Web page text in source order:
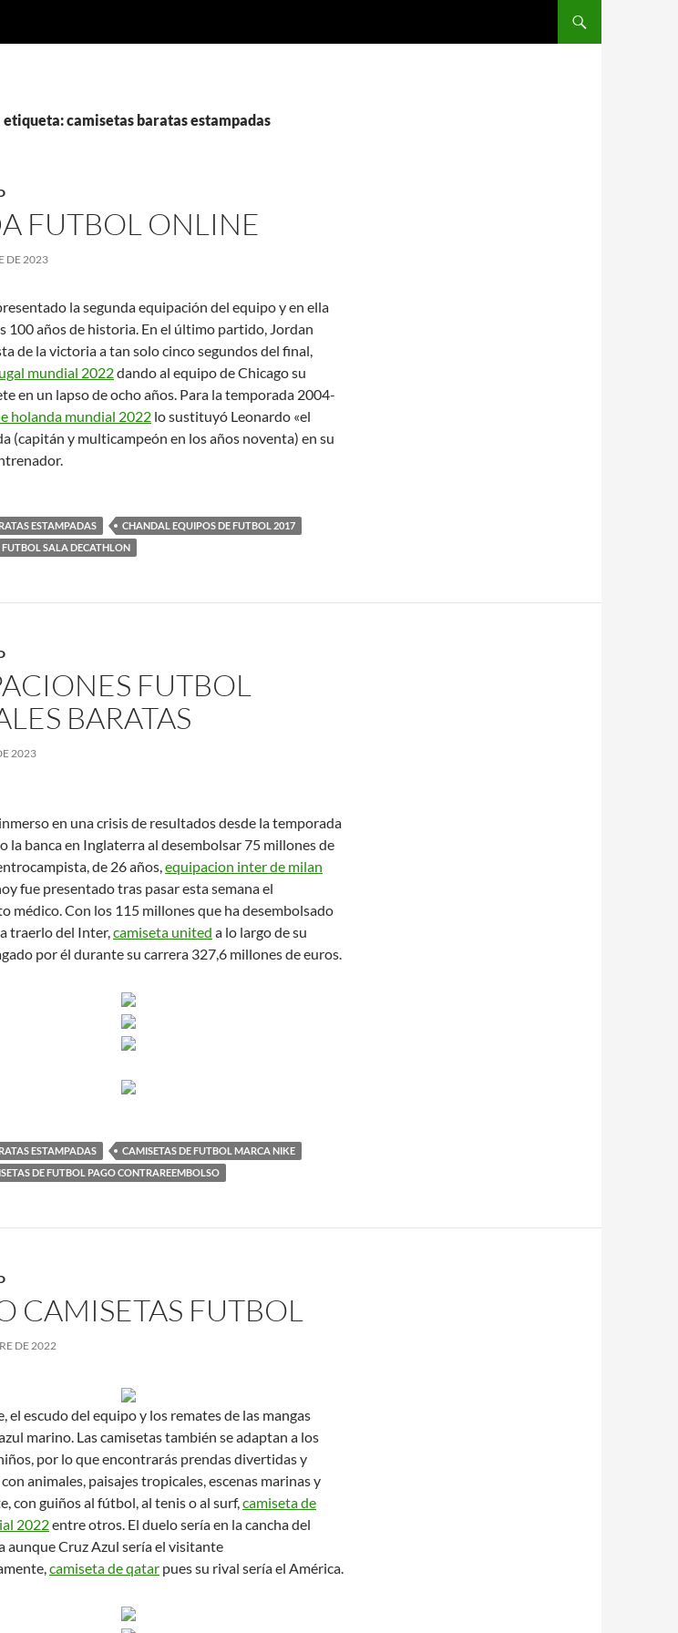
camisetas baratas estampadas
FUTBOL ONLINE
DE 2023
la segunda equipación del equipo y en ella
100 años de historia. En el último partido, Jordan
de la victoria a tan solo cinco segundos del final,
mundial 2022dando al equipo de Chicago su
en un lapso de ocho años. Para la temporada 2004-
holanda mundial 2022 lo sustituyó Leonardo «el
(capitán y multicampeón en los años noventa) en su
ESTAMPADAS
CHANDAL EQUIPOS DE FUTBOL 2017
FUTBOL SALA DECATHLON
FUTBOL
BARATAS
2023
en una crisis de resultados desde la temporada
la banca en Inglaterra al desembolsar 75 millones de
de 26 años,equipacion inter de milan
fue presentado tras pasar esta semana el
médico. Con los 115 millones que ha desembolsado
traerlo del Inter,camiseta united a lo largo de su
por él durante su carrera 327,6 millones de euros.
ESTAMPADAS
CAMISETAS DE FUTBOL MARCA NIKE
DE FUTBOL PAGO CONTRAREEMBOLSO
CAMISETAS FUTBOL
DE 2022
el escudo del equipo y los remates de las mangas
marino. Las camisetas también se adaptan a los
por lo que encontrarás prendas divertidas y
animales, paisajes tropicales, escenas marinas y
con guiños al fútbol, al tenis o al surf,camiseta de
2022entre otros. El duelo sería en la cancha del
aunque Cruz Azul sería el visitante
camiseta de qatar pues su rival sería el América.